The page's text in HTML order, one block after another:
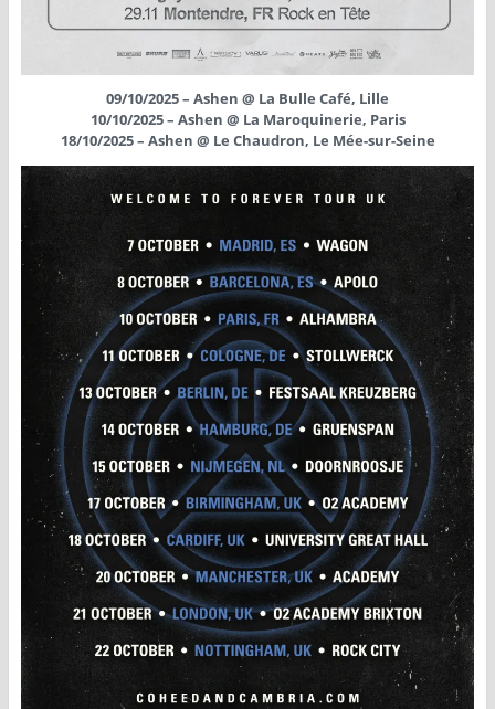
09/10/2025 – Ashen @ La Bulle Café, Lille
10/10/2025 – Ashen @ La Maroquinerie, Paris
18/10/2025 – Ashen @ Le Chaudron, Le Mée-sur-Seine